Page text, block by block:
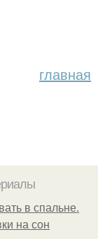
главная
в спальне.
на сон